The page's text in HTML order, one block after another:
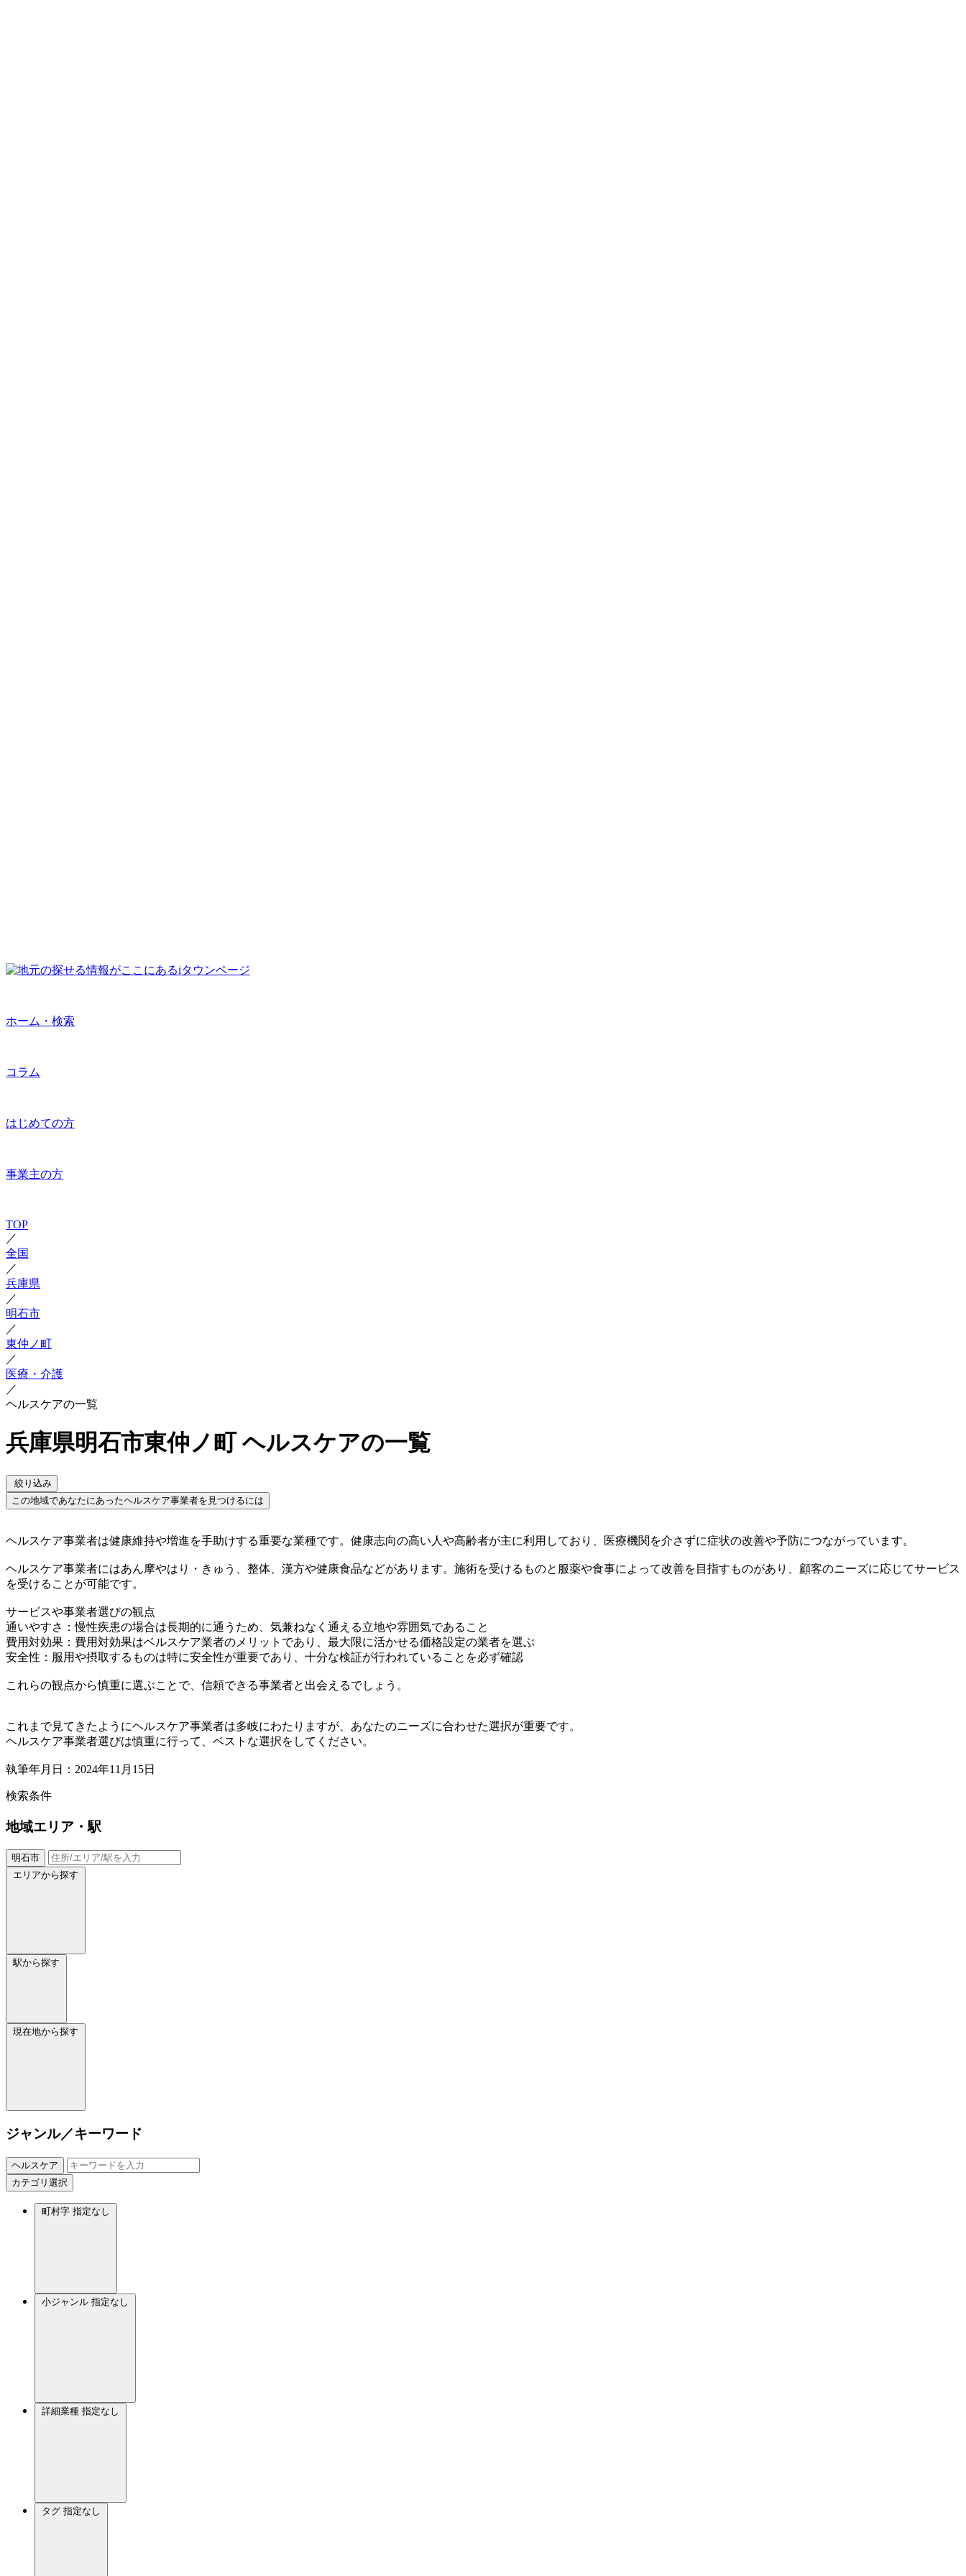
ホーム・検索
コラム
はじめての方
事業主の方
TOP
／
全国
／
兵庫県
／
明石市
／
東仲ノ町
／
医療・介護
／
ヘルスケアの一覧
兵庫県明石市東仲ノ町 ヘルスケアの一覧
絞り込み
この地域であなたにあったヘルスケア事業者を見つけるには
ヘルスケア事業者は健康維持や増進を手助けする重要な業種です。健康志向の高い人や高齢者が主に利用しており、医療機関を介さずに症状の改善や予防につながっています。
ヘルスケア事業者にはあん摩やはり・きゅう、整体、漢方や健康食品などがあります。施術を受けるものと服薬や食事によって改善を目指すものがあり、顧客のニーズに応じてサービス
を受けることが可能です。
サービスや事業者選びの観点
通いやすさ：慢性疾患の場合は長期的に通うため、気兼ねなく通える立地や雰囲気であること
費用対効果：費用対効果はベルスケア業者のメリットであり、最大限に活かせる価格設定の業者を選ぶ
安全性：服用や摂取するものは特に安全性が重要であり、十分な検証が行われていることを必ず確認
これらの観点から慎重に選ぶことで、信頼できる事業者と出会えるでしょう。
これまで見てきたようにヘルスケア事業者は多岐にわたりますが、あなたのニーズに合わせた選択が重要です。
ヘルスケア事業者選びは慎重に行って、ベストな選択をしてください。
執筆年月日：2024年11月15日
検索条件
地域エリア・駅
明石市
エリアから探す
駅から探す
現在地から探す
ジャンル／キーワード
ヘルスケア
カテゴリ選択
町村字 指定なし
小ジャンル 指定なし
詳細業種 指定なし
タグ 指定なし